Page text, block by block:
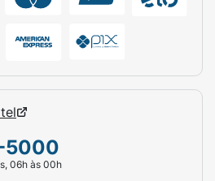
mistos ou
bipolar.
classificado
a melhora dos
com esquizofrenia e
(psicoses), e dos
5000
06h às 00h